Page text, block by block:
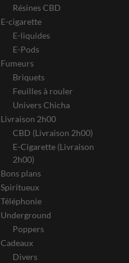
Résines CBD
E-cigarette
E-liquides
E-Pods
Fumeurs
Briquets
Feuilles à rouler
Univers Chicha
Livraison 2h00
CBD (Livraison 2h00)
E-Cigarette (Livraison
2h00)
Bons plans
Spiritueux
Téléphonie
Underground
Poppers
Cadeaux
Divers